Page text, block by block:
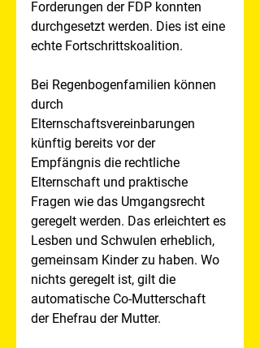
Forderungen der FDP konnten
durchgesetzt werden. Dies ist eine
echte Fortschrittskoalition.
Bei Regenbogenfamilien können
durch
Elternschaftsvereinbarungen
künftig bereits vor der
Empfängnis die rechtliche
Elternschaft und praktische
Fragen wie das Umgangsrecht
geregelt werden. Das erleichtert es
Lesben und Schwulen erheblich,
gemeinsam Kinder zu haben. Wo
nichts geregelt ist, gilt die
automatische Co-Mutterschaft
der Ehefrau der Mutter.